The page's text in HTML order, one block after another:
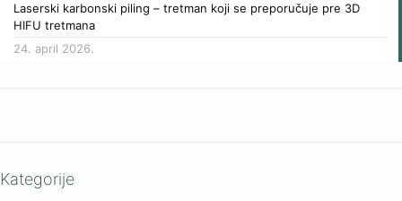
Laserski karbonski piling – tretman koji se preporučuje pre 3D
HIFU tretmana
24. april 2026.
Kategorije